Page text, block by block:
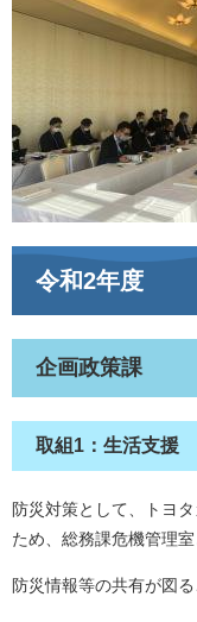
令和2年度
企画政策課
取組1：生活支援
防災対策として、トヨ
ため、総務課危機管理
防災情報等の共有が図